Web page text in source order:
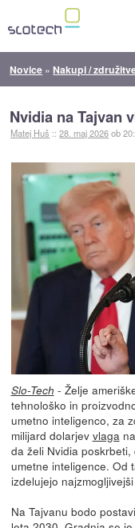
Novice » Nakupi /
Nvidia na Tajvan
Matej Huš ::28. maj 2026ob
Slo-Tech - Želje
tehnološko in
umetno inteligenco, za
milijard dolarjev vlaga
da želi Nvidia
umetne inteligence. Od
izdelujejo
Na Tajvanu bodo